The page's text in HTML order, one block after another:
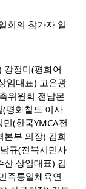
회의 참가자 일
강정미(평화어
임대표) 고은광
위원회 전남본
평화철도 이사
(한국YMCA전
본부 의장) 김희
규(전북시민사
산 상임대표) 김
족통일체육연